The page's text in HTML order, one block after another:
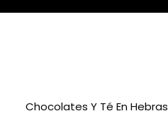
Chocolates Y Té En Hebras